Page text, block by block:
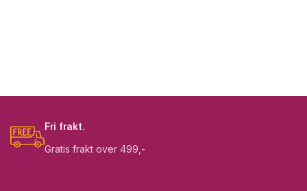
Fri frakt.
Gratis frakt over 499,-